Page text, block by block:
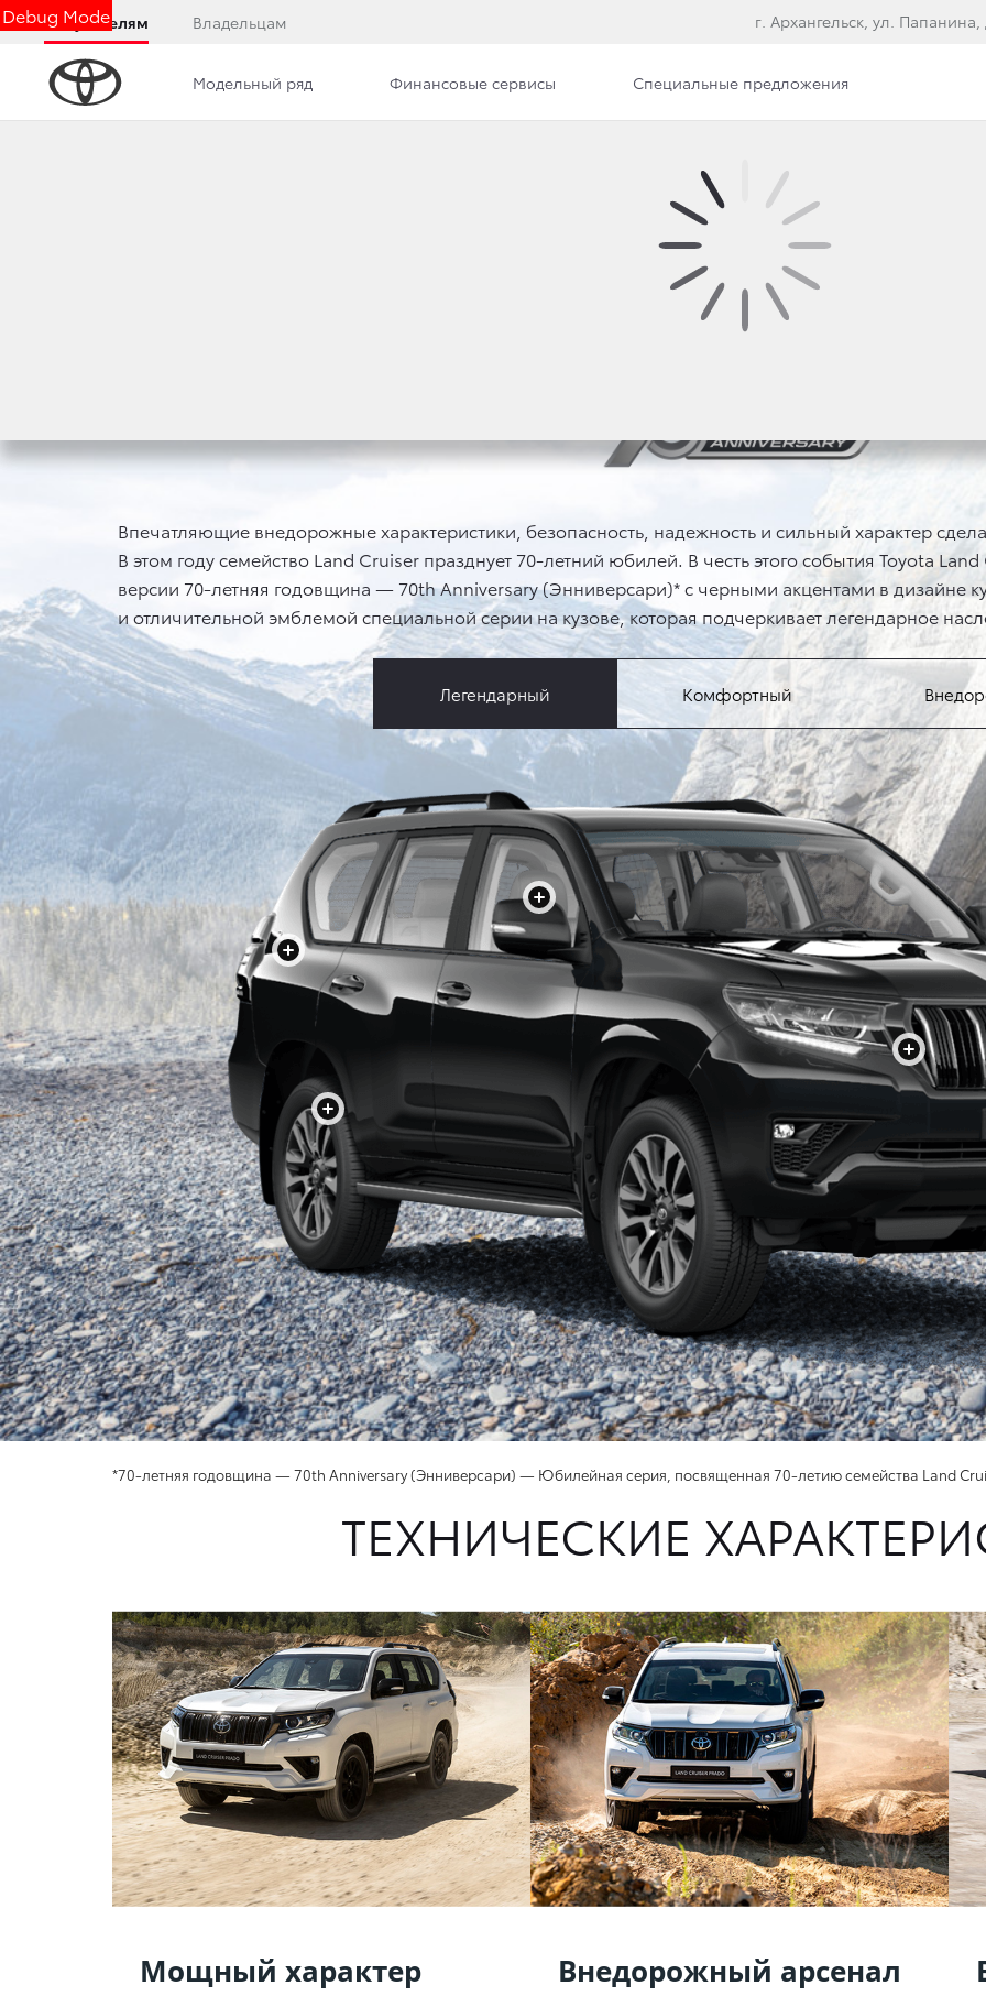
Debug Mode
Покупателям Владельцам г. Архангельск, ул. Папанина,
Модельный ряд Финансовые сервисы Специальные предложения
СПЕЦИАЛЬНАЯ СЕРИЯ
TOYOTA LAND CRUISER
Впечатляющие внедорожные характеристики, безопасность, надежность и сильный характер
В этом году семейство Land Cruiser празднует 70-летний юбилей. В честь этого события Toyota
версии 70-летняя годовщина — 70th Anniversary (Энниверсари)* c черными акцентами в дизайне
и отличительной эмблемой специальной серии на кузове, которая подчеркивает легендарное
Легендарный Комфортный
+
+
+
+
*70-летняя годовщина — 70th Anniversary (Энниверсари) — Юбилейная серия, посвященная 70-летию семейства Land
ТЕХНИЧЕСКИЕ
Мощный характер Внедорожный арсенал